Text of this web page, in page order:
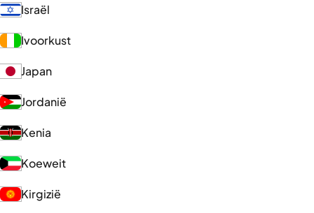
Israël
Ivoorkust
Japan
Jordanië
Kenia
Koeweit
Kirgizië